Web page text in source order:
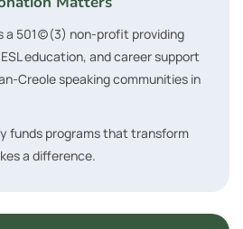
a 501(c)(3) non-profit providing
education, and career support
Creole speaking communities in
funds programs that transform
a difference.